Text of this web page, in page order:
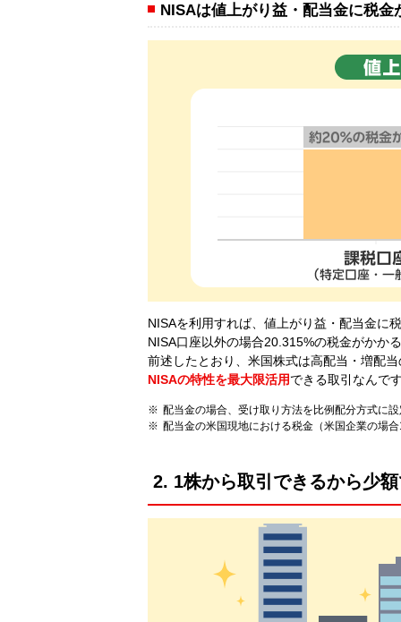
NISAは値上がり益・配当金に税
NISAを利用すれば、値上がり益・配当金に
NISA口座以外の場合20.315%の税金がかか
前述したとおり、米国株式は高配当・増配
NISAの特性を最大限活用できる取引なんで
配当金の場合、受け取り方法を比例配分方式に
配当金の米国現地における税金（米国企業の場
2. 1株から取引できるから少